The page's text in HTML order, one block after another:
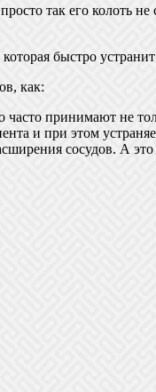
так его колоть
быстро
как:
принимают не
и при этом
сосудов. А